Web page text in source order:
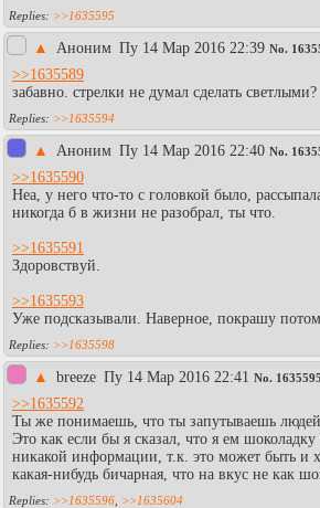
>>1635595
▲ Аноним Пy 14 Мар 2016 22:39 No.
>>1635589
забавно. стрелки не думал сделать светлыми?
>>1635594
▲ Aнoним Пy 14 Мар 2016 22:40 No.
>>1635590
Неа, у него что-то с головкой было,
никогда б в жизни не разобрал, ты что.
>>1635591
Здоровствуй.
>>1635593
Уже подсказывали. Наверное, покрашу потом.
>>1635598
▲ breeze Пy 14 Мар 2016 22:41 No. 1635595
>>1635592
Ты же понимаешь, что ты запутываешь
Это как если бы я сказал, что я ем
никакой информации, т.к. это может быть и
какая-нибудь бичарная, что на вкус не как
>>1635596 >>1635604